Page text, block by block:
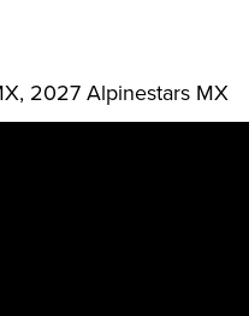
2027 Alpinestars MX